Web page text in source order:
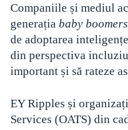
Companiile și mediul
generația baby boomers
de adoptarea
din perspectiva
important și să rateze
EY Ripples și
Services (OATS) din